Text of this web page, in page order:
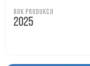
ROK PRODUKCJI
2025